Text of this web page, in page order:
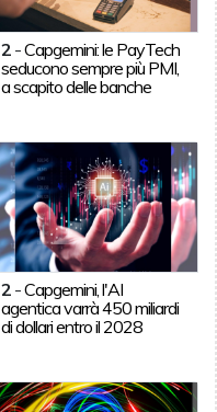
2 -Capgemini: le PayTech
seducono sempre più PMI,
a scapito delle banche
2 -Capgemini, l'AI
agentica varrà 450 miliardi
di dollari entro il 2028